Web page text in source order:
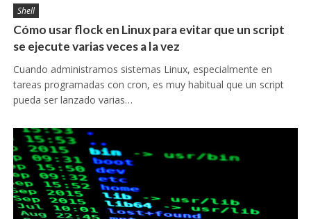
Shell
Cómo usar flock en Linux para evitar que un script
se ejecute varias veces a la vez
Cuando administramos sistemas Linux, especialmente en
tareas programadas con cron, es muy habitual que un script
pueda ser lanzado varias…